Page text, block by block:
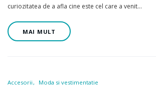
curiozitatea de a afla cine este cel care a venit…
MAI MULT
Accesorii Moda si vestimentatie